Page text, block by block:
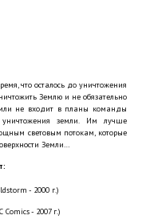
что осталось до уничтожения
Землю и не обязательно
не входит в планы команды
земли. Им лучше
световым потокам, которые
Земли…
- 2000 г.)
Comics - 2007 г.)